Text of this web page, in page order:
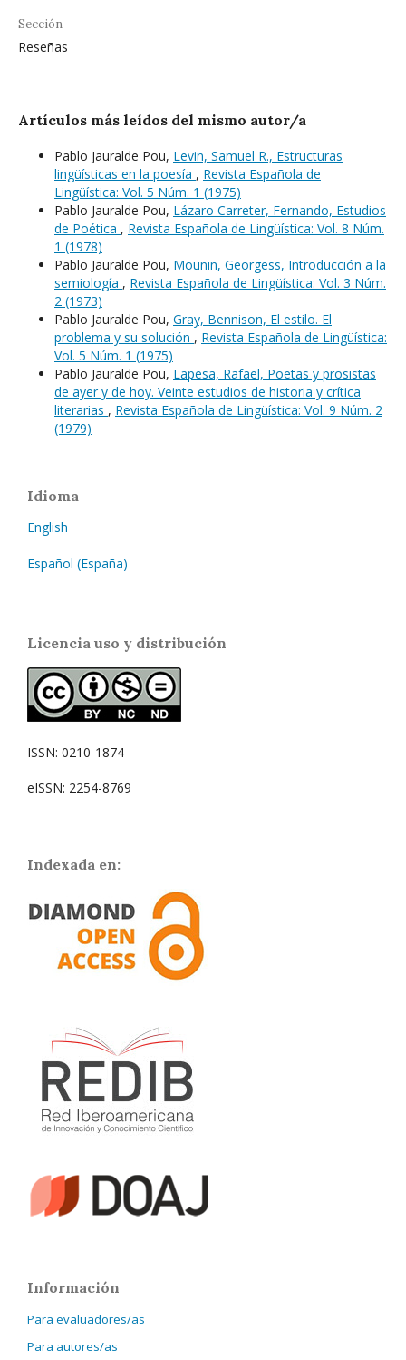
Sección
Reseñas
Artículos más leídos del mismo autor/a
Pablo Jauralde Pou, Levin, Samuel R., Estructuras
lingüísticas en la poesía , Revista Española de
Lingüística: Vol. 5 Núm. 1 (1975)
Pablo Jauralde Pou, Lázaro Carreter, Fernando, Estudios
de Poética , Revista Española de Lingüística: Vol. 8 Núm.
1 (1978)
Pablo Jauralde Pou, Mounin, Georgess, Introducción a la
semiología , Revista Española de Lingüística: Vol. 3 Núm.
2 (1973)
Pablo Jauralde Pou, Gray, Bennison, El estilo. El
problema y su solución , Revista Española de Lingüística:
Vol. 5 Núm. 1 (1975)
Pablo Jauralde Pou, Lapesa, Rafael, Poetas y prosistas
de ayer y de hoy. Veinte estudios de historia y crítica
literarias , Revista Española de Lingüística: Vol. 9 Núm. 2
(1979)
Idioma
English
Español (España)
Licencia uso y distribución
ISSN: 0210-1874
eISSN: 2254-8769
Indexada en:
Información
Para evaluadores/as
Para autores/as